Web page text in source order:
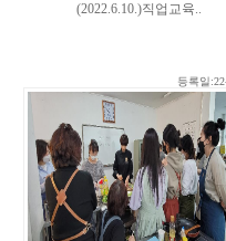
(2022.6.10.)직업교육..
등록일